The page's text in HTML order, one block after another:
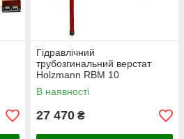
Гідравлічний
трубозгинальний верстат
Holzmann RBM 10
В наявності
27 470 ₴